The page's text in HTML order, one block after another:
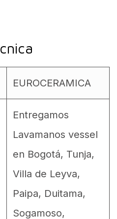
EUROCERAMICA
Entregamos
Lavamanos vessel
en Bogotá, Tunja,
Villa de Leyva,
Paipa, Duitama,
Sogamoso,